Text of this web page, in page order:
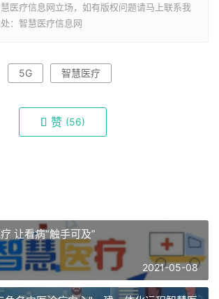
医疗信息网立场，如有版权问题请马上联系我
：智慧医疗信息网
5G 智慧医疗
赞 (56)
让看病“触手可及”
2021-05-08